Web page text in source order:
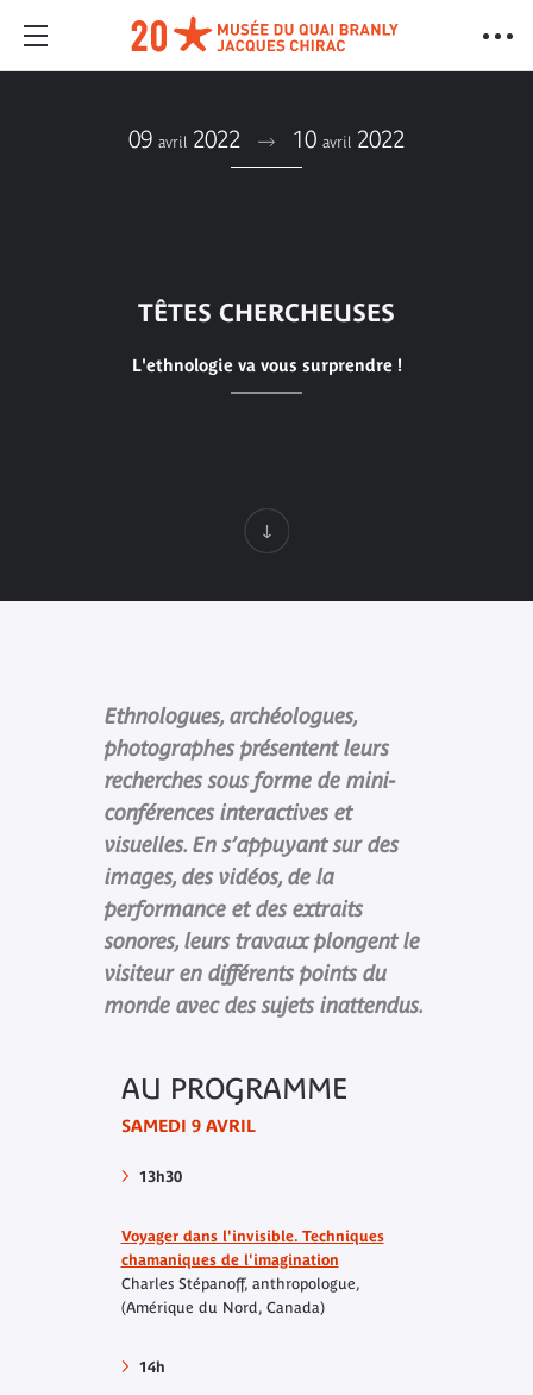
09 avril 2022 10 avril 2022
TÊTES CHERCHEUSES
L'ethnologie va vous surprendre !
Ethnologues, archéologues,
photographes présentent leurs
recherches sous forme de mini-
conférences interactives et
visuelles. En s’appuyant sur des
images, des vidéos, de la
performance et des extraits
sonores, leurs travaux plongent le
visiteur en différents points du
monde avec des sujets inattendus.
AU PROGRAMME
SAMEDI 9 AVRIL
13h30
Voyager dans l'invisible. Techniques
chamaniques de l'imagination
Charles Stépanoff, anthropologue,
(Amérique du Nord, Canada)
14h